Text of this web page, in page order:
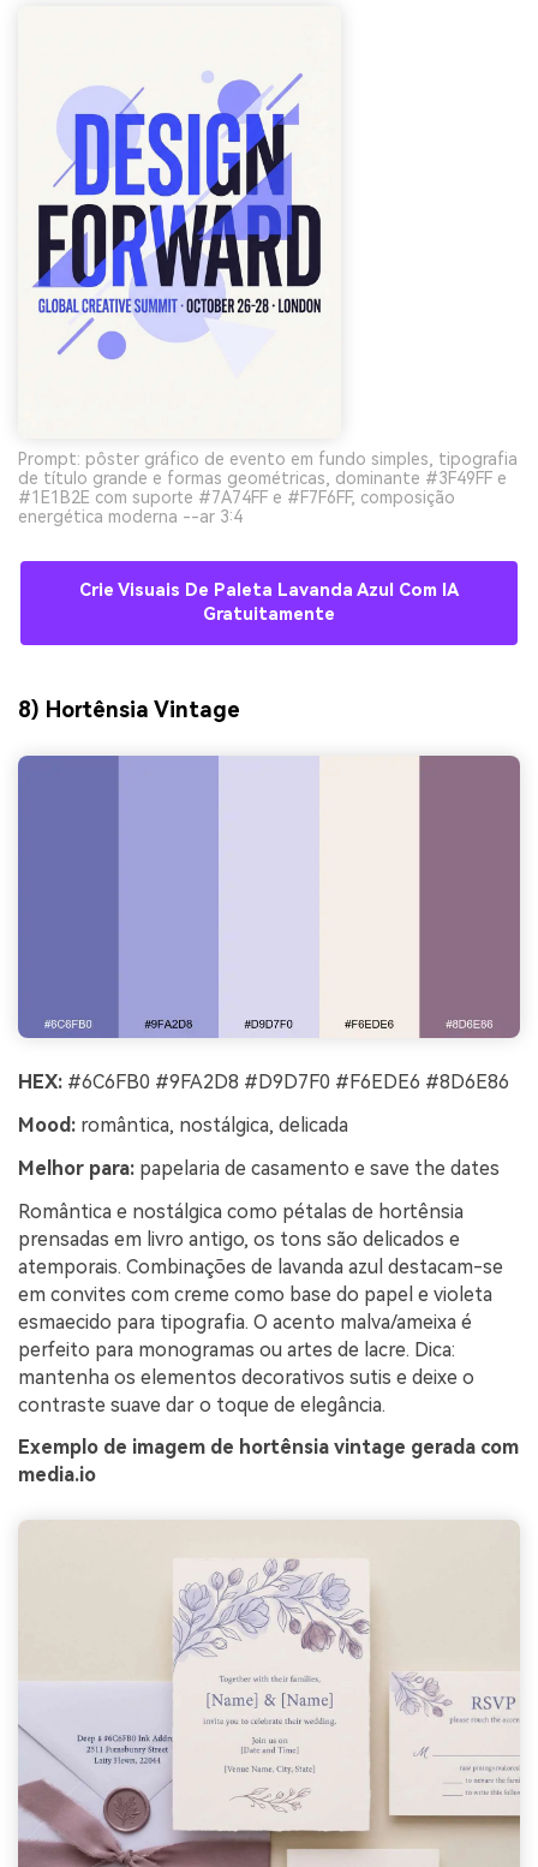
Prompt: pôster gráfico de evento em fundo simples, tipografia
de título grande e formas geométricas, dominante #3F49FF e
#1E1B2E com suporte #7A74FF e #F7F6FF, composição
energética moderna --ar 3:4
Crie Visuais De Paleta Lavanda Azul Com IA
Gratuitamente
8) Hortênsia Vintage
HEX: #6C6FB0 #9FA2D8 #D9D7F0 #F6EDE6 #8D6E86
Mood: romântica, nostálgica, delicada
Melhor para: papelaria de casamento e save the dates
Romântica e nostálgica como pétalas de hortênsia
prensadas em livro antigo, os tons são delicados e
atemporais. Combinações de lavanda azul destacam-se
em convites com creme como base do papel e violeta
esmaecido para tipografia. O acento malva/ameixa é
perfeito para monogramas ou artes de lacre. Dica:
mantenha os elementos decorativos sutis e deixe o
contraste suave dar o toque de elegância.
Exemplo de imagem de hortênsia vintage gerada com
media.io